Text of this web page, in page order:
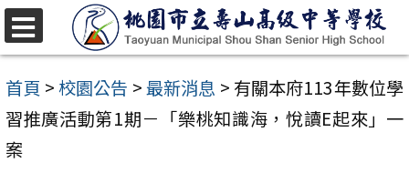
跳
至
主
要
內
首頁 >校園公告 >最新消息 > 有關本府113年數位學
習推廣活動第1期－「樂桃知識海，悅讀E起來」一
案
選
單